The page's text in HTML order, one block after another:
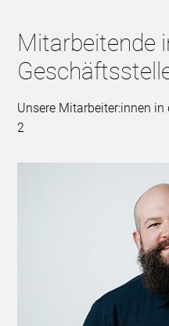
Mitarbeitende
Unsere Mitarbeiter:innen
2